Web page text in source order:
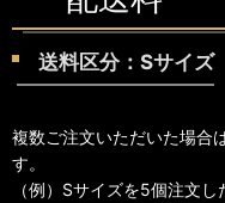
送料区分：Sサイズ
複数ご注文いただいた場合
す。
（例）Sサイズを5個注文し